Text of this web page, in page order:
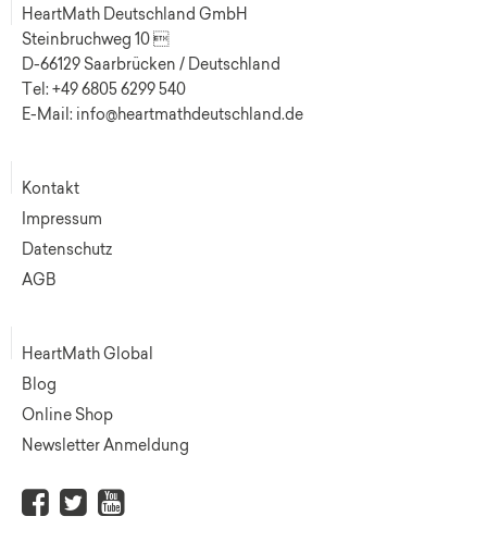
HeartMath Deutschland GmbH
Steinbruchweg 10 
D-66129 Saarbrücken / Deutschland
Tel: +49 6805 6299 540
E-Mail: info@heartmathdeutschland.de
Kontakt
Impressum
Datenschutz
AGB
HeartMath Global
Blog
Online Shop
Newsletter Anmeldung